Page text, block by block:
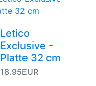
Letico
Exclusive -
Platte 32 cm
18.95EUR